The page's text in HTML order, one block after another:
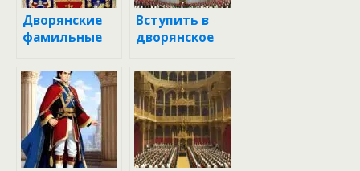
Дворянские
фамильные
Вступить в
дворянское